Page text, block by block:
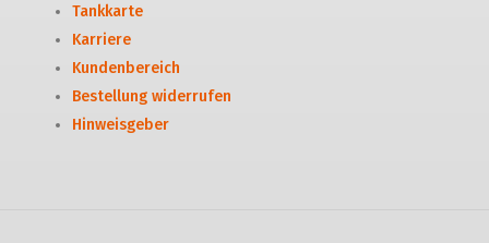
Tankkarte
Karriere
Kundenbereich
Bestellung widerrufen
Hinweisgeber